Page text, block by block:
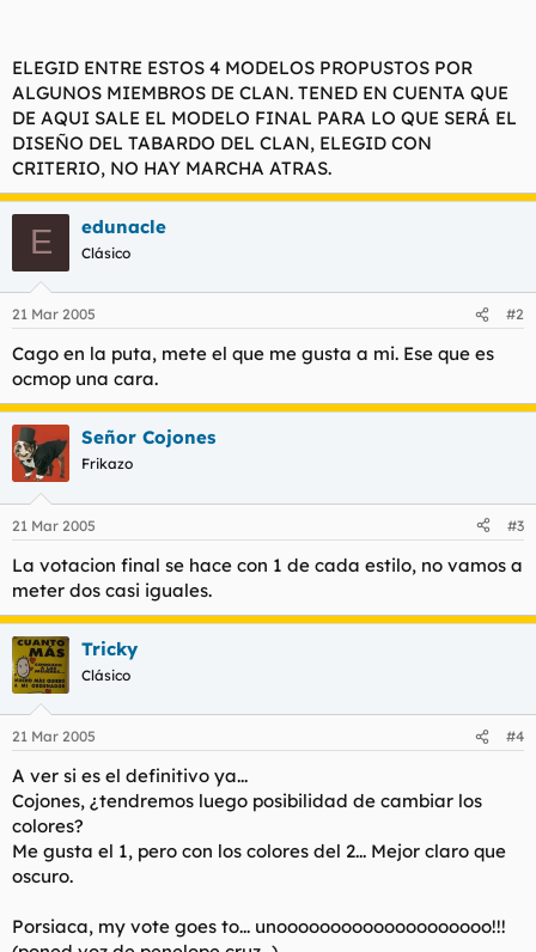
ELEGID ENTRE ESTOS 4 MODELOS PROPUSTOS POR
ALGUNOS MIEMBROS DE CLAN. TENED EN CUENTA QUE
DE AQUI SALE EL MODELO FINAL PARA LO QUE SERÁ EL
DISEÑO DEL TABARDO DEL CLAN, ELEGID CON
CRITERIO, NO HAY MARCHA ATRAS.
E edunacle
Clásico
21 Mar 2005 #2
Cago en la puta, mete el que me gusta a mi. Ese que es
ocmop una cara.
Señor Cojones
Frikazo
21 Mar 2005 #3
La votacion final se hace con 1 de cada estilo, no vamos a
meter dos casi iguales.
Tricky
Clásico
21 Mar 2005 #4
A ver si es el definitivo ya...
Cojones, ¿tendremos luego posibilidad de cambiar los
colores?
Me gusta el 1, pero con los colores del 2... Mejor claro que
oscuro.
Porsiaca, my vote goes to... unoooooooooooooooooooo!!!